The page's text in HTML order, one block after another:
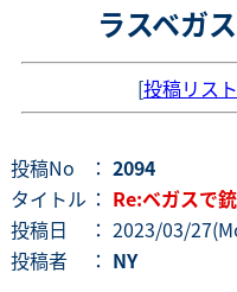
ラスベガ
[投稿リス
投稿No ： 2094
タイトル ： Re:ベガスで
投稿日
： 2023/03/
投稿者
： NY